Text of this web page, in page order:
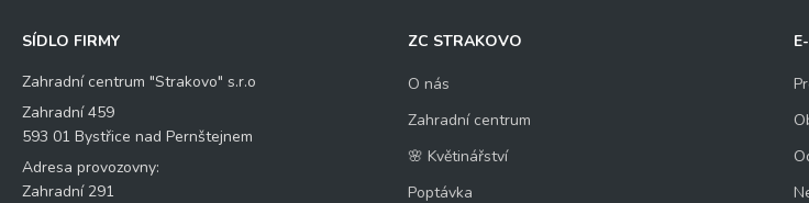
SÍDLO FIRMY
Zahradní centrum "Strakovo" s.r.o
Zahradní 459
593 01 Bystřice nad Pernštejnem
Adresa provozovny:
Zahradní 291
ZC STRAKOVO
O nás
Zahradní centrum
🌸 Květinářství
Poptávka